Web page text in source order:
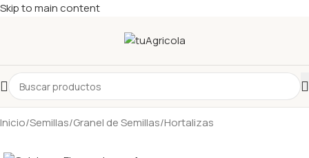
Skip to main content
Inicio/Semillas/Granel de Semillas/Hortalizas